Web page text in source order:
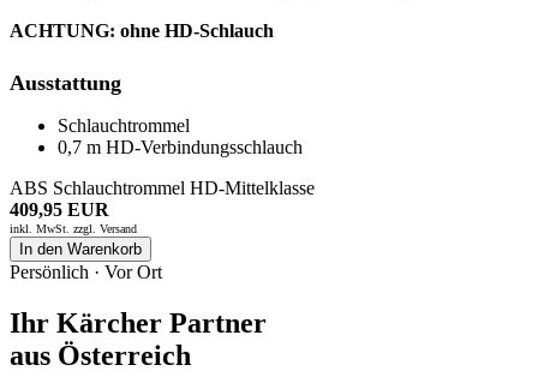
ACHTUNG: ohne HD-Schlauch
Ausstattung
Schlauchtrommel
0,7 m HD-Verbindungsschlauch
ABS Schlauchtrommel HD-Mittelklasse
409,95 EUR
inkl. MwSt. zzgl. Versand
In den Warenkorb
Persönlich · Vor Ort
Ihr Kärcher Partner
aus Österreich